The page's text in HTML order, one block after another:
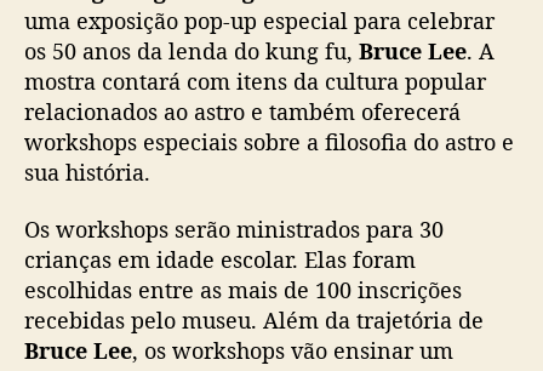
c
e
b
r
s
5
0
n
o
uma exposição pop-up especial para celebrar
os 50 anos da lenda do kung fu, Bruce Lee. A
mostra contará com itens da cultura popular
relacionados ao astro e também oferecerá
workshops especiais sobre a filosofia do astro e
sua história.
Os workshops serão ministrados para 30
crianças em idade escolar. Elas foram
escolhidas entre as mais de 100 inscrições
recebidas pelo museu. Além da trajetória de
Bruce Lee, os workshops vão ensinar um